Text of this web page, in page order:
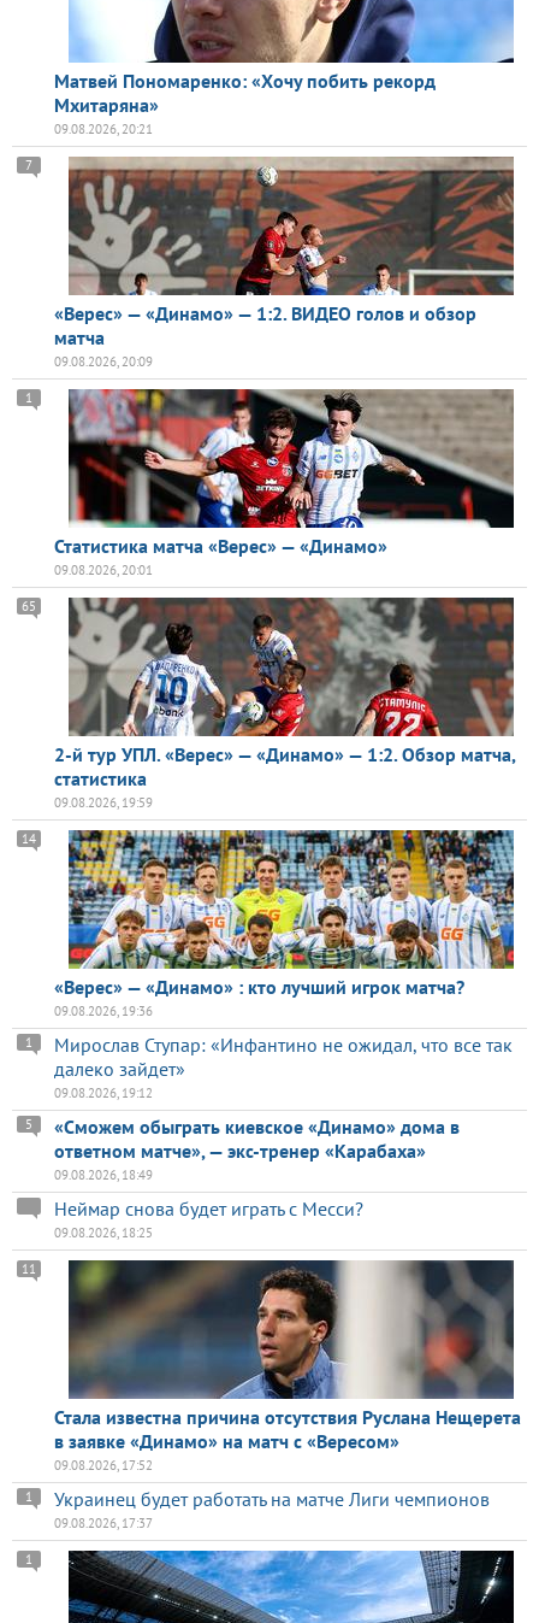
Матвей Пономаренко: «Хочу побить рекорд
Мхитаряна»
09.08.2026, 20:21
«Верес» — «Динамо» — 1:2. ВИДЕО голов и обзор
матча
7
09.08.2026, 20:09
Статистика матча «Верес» — «Динамо»
1
09.08.2026, 20:01
2-й тур УПЛ. «Верес» — «Динамо» — 1:2. Обзор матча,
статистика
65
09.08.2026, 19:59
«Верес» — «Динамо» : кто лучший игрок матча?
14
09.08.2026, 19:36
Мирослав Ступар: «Инфантино не ожидал, что все так
далеко зайдет»
1
09.08.2026, 19:12
«Сможем обыграть киевское «Динамо» дома в
ответном матче», — экс-тренер «Карабаха»
5
09.08.2026, 18:49
Неймар снова будет играть с Месси?
09.08.2026, 18:25
Стала известна причина отсутствия Руслана Нещерета
в заявке «Динамо» на матч с «Вересом»
11
09.08.2026, 17:52
Украинец будет работать на матче Лиги чемпионов
1
09.08.2026, 17:37
1